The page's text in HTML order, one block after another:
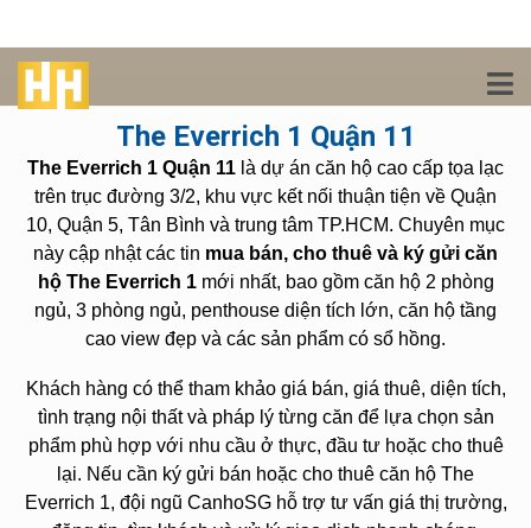
The Everrich 1 Quận 11
The Everrich 1 Quận 11 là dự án căn hộ cao cấp tọa lạc
trên trục đường 3/2, khu vực kết nối thuận tiện về Quận
10, Quận 5, Tân Bình và trung tâm TP.HCM. Chuyên mục
này cập nhật các tin mua bán, cho thuê và ký gửi căn
hộ The Everrich 1mới nhất, bao gồm căn hộ 2 phòng
ngủ, 3 phòng ngủ, penthouse diện tích lớn, căn hộ tầng
cao view đẹp và các sản phẩm có sổ hồng.
Khách hàng có thể tham khảo giá bán, giá thuê, diện tích,
tình trạng nội thất và pháp lý từng căn để lựa chọn sản
phẩm phù hợp với nhu cầu ở thực, đầu tư hoặc cho thuê
lại. Nếu cần ký gửi bán hoặc cho thuê căn hộ The
Everrich 1, đội ngũ CanhoSG hỗ trợ tư vấn giá thị trường,